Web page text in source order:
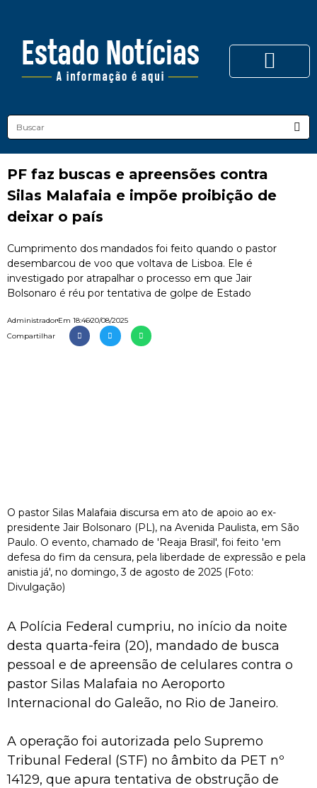
PF faz buscas e apreensões contra
Silas Malafaia e impõe proibição de
deixar o país
Cumprimento dos mandados foi feito quando o pastor
desembarcou de voo que voltava de Lisboa. Ele é
investigado por atrapalhar o processo em que Jair
Bolsonaro é réu por tentativa de golpe de Estado
AdministradorEm 18:4620/08/2025
Compartilhar
O pastor Silas Malafaia discursa em ato de apoio ao ex-
presidente Jair Bolsonaro (PL), na Avenida Paulista, em São
Paulo. O evento, chamado de 'Reaja Brasil', foi feito 'em
defesa do fim da censura, pela liberdade de expressão e pela
anistia já', no domingo, 3 de agosto de 2025 (Foto:
Divulgação)
A Polícia Federal cumpriu, no início da noite
desta quarta-feira (20), mandado de busca
pessoal e de apreensão de celulares contra o
pastor Silas Malafaia no Aeroporto
Internacional do Galeão, no Rio de Janeiro.
A operação foi autorizada pelo Supremo
Tribunal Federal (STF) no âmbito da PET nº
14129, que apura tentativa de obstrução de